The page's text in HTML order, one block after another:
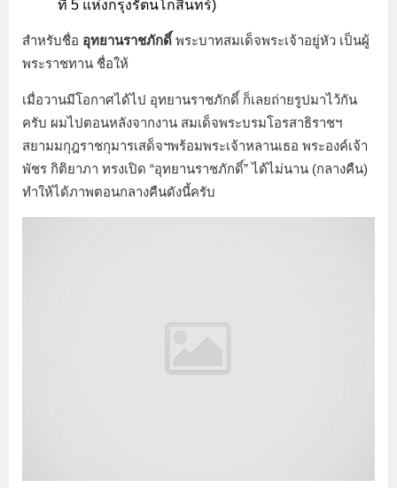
ที่ 5 แห่งกรุงรัตนโกสินทร์)
สำหรับชื่อ อุทยานราชภักดิ์ พระบาทสมเด็จพระเจ้าอยู่หัว เป็นผู้
พระราชทาน ชื่อให้
เมื่อวานมีโอกาศได้ไป อุทยานราชภักดิ์ ก็เลยถ่ายรูปมาไว้กัน
ครับ ผมไปตอนหลังจากงาน สมเด็จพระบรมโอรสาธิราชฯ
สยามมกุฎราชกุมารเสด็จฯพร้อมพระเจ้าหลานเธอ พระองค์เจ้า
พัชร กิติยาภา ทรงเปิด “อุทยานราชภักดิ์” ได้ไม่นาน (กลางคืน)
ทำให้ได้ภาพตอนกลางคืนดังนี้ครับ